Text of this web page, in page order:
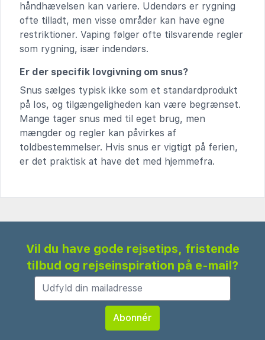
håndhævelsen kan variere. Udendørs er rygning
ofte tilladt, men visse områder kan have egne
restriktioner. Vaping følger ofte tilsvarende regler
som rygning, især indendørs.
Er der specifik lovgivning om snus?
Snus sælges typisk ikke som et standardprodukt
på Ios, og tilgængeligheden kan være begrænset.
Mange tager snus med til eget brug, men
mængder og regler kan påvirkes af
toldbestemmelser. Hvis snus er vigtigt på ferien,
er det praktisk at have det med hjemmefra.
Vil du have gode rejsetips, fristende
tilbud og rejseinspiration på e-mail?